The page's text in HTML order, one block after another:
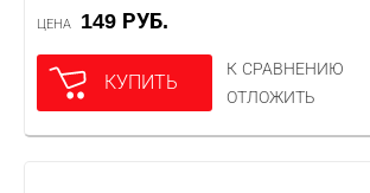
ЦЕНА 149 РУБ.
КУПИТЬ
К СРАВНЕНИЮ
ОТЛОЖИТЬ